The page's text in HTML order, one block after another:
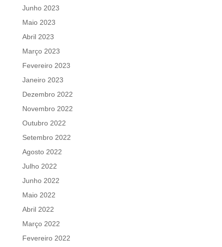
Junho 2023
Maio 2023
Abril 2023
Março 2023
Fevereiro 2023
Janeiro 2023
Dezembro 2022
Novembro 2022
Outubro 2022
Setembro 2022
Agosto 2022
Julho 2022
Junho 2022
Maio 2022
Abril 2022
Março 2022
Fevereiro 2022